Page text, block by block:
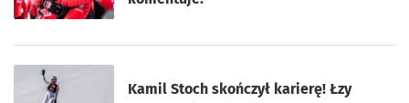
Kamil Stoch skończył karierę! Łzy